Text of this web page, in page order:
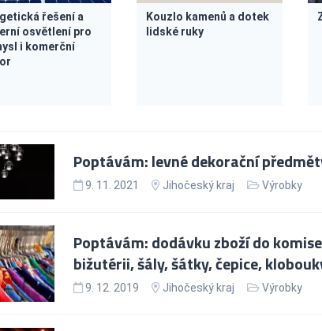
řešení a
osvětlení pro
i komerční
Kouzlo kamenů a dotek
lidské ruky
Poptávám: levné dekorační
9. 11. 2021 Jihočeský kraj Výrobky
Poptávám: dodávku zboží do
bižutérii, šály, šátky, čepice,
9. 12. 2019 Jihočeský kraj Výrobky